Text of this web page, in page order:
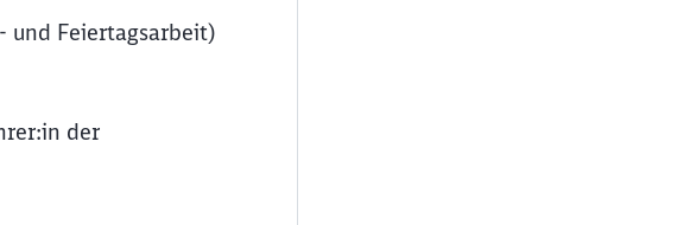
und Feiertagsarbeit)
der